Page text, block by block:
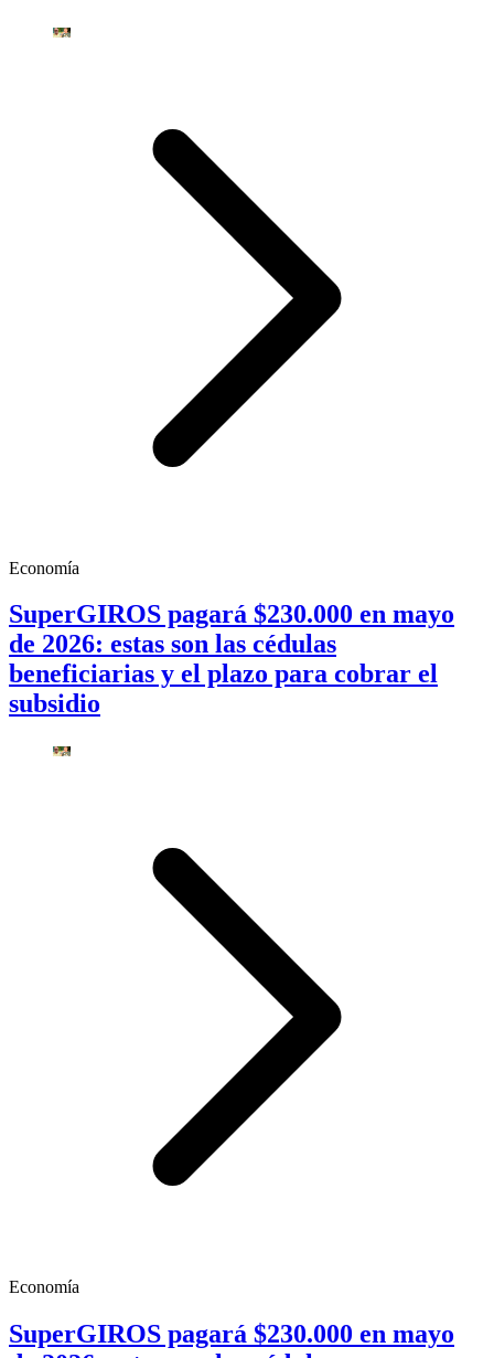
Economía
SuperGIROS pagará $230.000 en mayo
de 2026: estas son las cédulas
beneficiarias y el plazo para cobrar el
subsidio
Economía
SuperGIROS pagará $230.000 en mayo